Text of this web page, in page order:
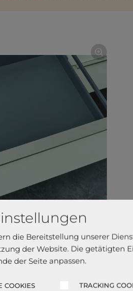
die Bereitstellung unserer
der Website. Die getätigten
der Seite anpassen.
COOKIES TRACKING